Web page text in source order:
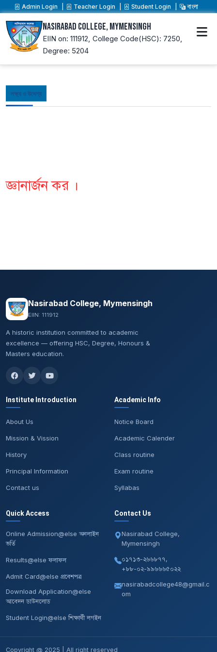
Admin Login Teacher Login Student Login বাংলা
Nasirabad College, Mymensingh
EIIN on: 111912, College Code(HSC): 7250,
Degree: 5204
লক্ষ্য ও উদ্দেশ্য
জ্ঞানার্জন কর ।
Nasirabad College, Mymensingh
EIIN: 111912
A historic institution committed to academic
excellence — offering HSC, Degree, Honours &
Masters education.
Institute Introduction
About Us
Mission & Vission
History
Principal Information
Contact us
Academic Info
Notice Board
Academic Calender
Class routine
Exam routine
Syllabas
Quick Access
Online Admission@else অনলাইন
ভর্তি
Results@else ফলাফল
Admit Card@else প্রবেশপত্র
Download Application@else
আবেদন ডাউনলোড
Student Login@else শিক্ষার্থী লগইন
Contact Us
Nasirabad College,
Mymensingh
০১৭১৩-২৬৬৮৭৭,
+৮৮-০২-৯৯৬৬৬৫০২২
nasirabadcollege48@gmail.c
om
Copyright @ 2025 | All right reserved